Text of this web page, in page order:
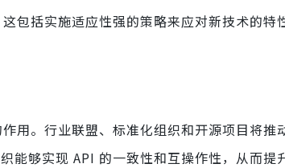
包括实施适应性强的策略来应对新技术的特
用。行业联盟、标准化组织和开源项目将推
能够实现 API 的一致性和互操作性，从而提